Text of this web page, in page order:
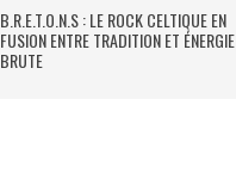
B.R.E.T.O.N.S : LE ROCK CELTIQUE EN
FUSION ENTRE TRADITION ET ÉNERGIE
BRUTE